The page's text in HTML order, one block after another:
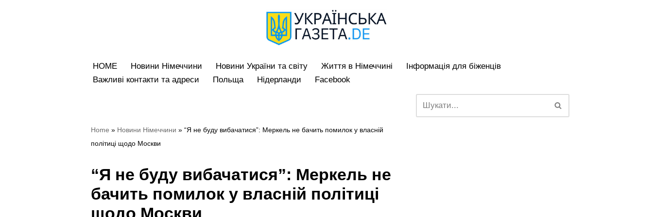
HOME
Новини Німеччини Hовини України та світу Життя в Німеччині
Iнформація для біженців
Bажливі контакти та адреси
Польща Нідерланди Facebook
Home » Новини Німеччини » “Я не буду вибачатися”: Меркель не бачить помилок у власній
політиці щодо Москви
“Я не буду вибачатися”: Меркель не
бачить помилок у власній політиці
щодо Москви